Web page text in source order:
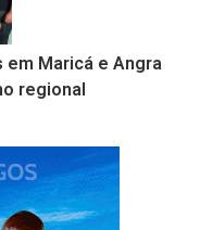
Maricá e Angra
regional